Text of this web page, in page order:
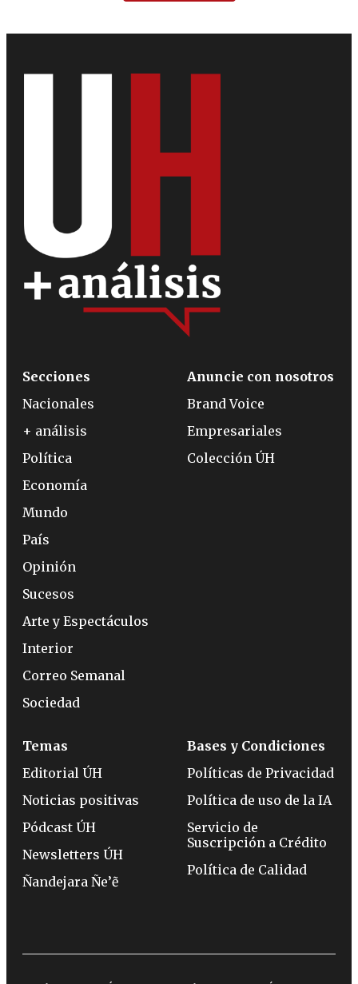
Secciones
Nacionales
+ análisis
Política
Economía
Mundo
País
Opinión
Sucesos
Arte y Espectáculos
Interior
Correo Semanal
Sociedad
Anuncie con nosotros
Brand Voice
Empresariales
Colección ÚH
Temas
Editorial ÚH
Noticias positivas
Pódcast ÚH
Newsletters ÚH
Ñandejara Ñe’ẽ
Bases y Condiciones
Políticas de Privacidad
Política de uso de la IA
Servicio de
Suscripción a Crédito
Política de Calidad